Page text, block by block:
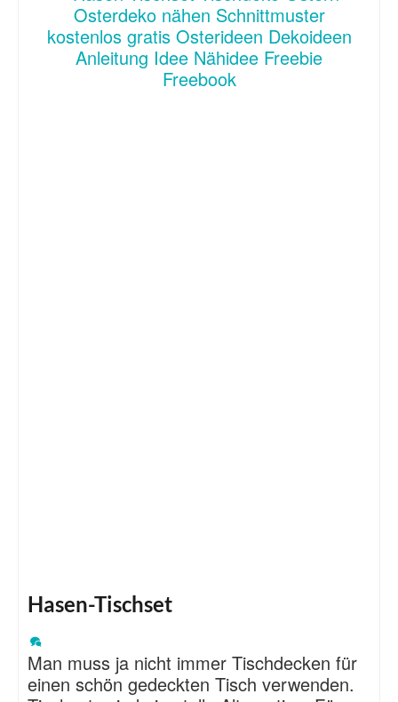
Hasen-Tischset
Man muss ja nicht immer Tischdecken für
einen schön gedeckten Tisch verwenden.